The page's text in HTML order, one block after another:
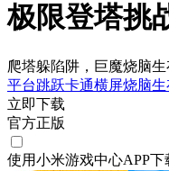
极限登塔挑
爬塔躲陷阱，巨魔烧脑生
平台跳跃卡通横屏烧脑生
立即下载
官方正版
使用小米游戏中心APP下